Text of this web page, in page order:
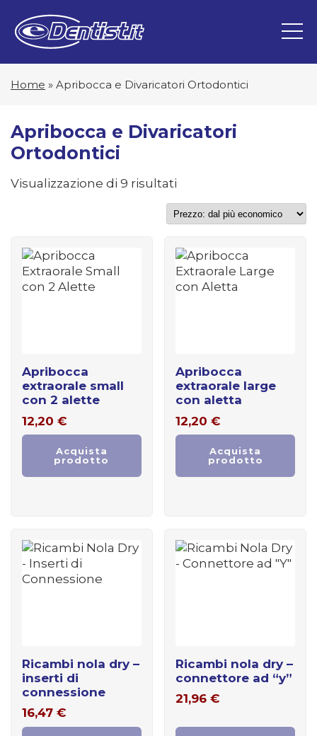
Home » Apribocca e Divaricatori Ortodontici
Apribocca e Divaricatori
Ortodontici
Visualizzazione di 9 risultati
più
apribocca
extraorale small
con 2 alette
12,20 €
Acquista
prodotto
apribocca
extraorale large
con aletta
12,20 €
Acquista
prodotto
ricambi nola dry –
inserti di
connessione
16,47 €
ricambi nola dry –
connettore ad “y”
21,96 €